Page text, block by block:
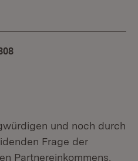
und noch durch
Frage der
Partnereinkommens,